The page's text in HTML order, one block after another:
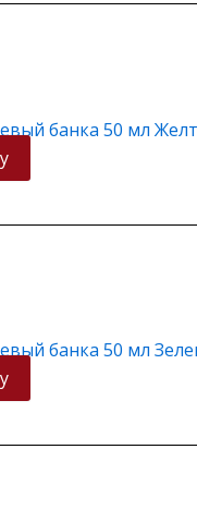
банка 50 мл
банка 50 мл